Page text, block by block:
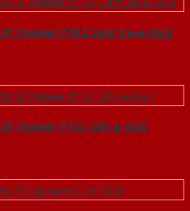
Veneer P1R2 Căm Xe-a-SGD
Veneer P1G1 Sồi-a-SGD